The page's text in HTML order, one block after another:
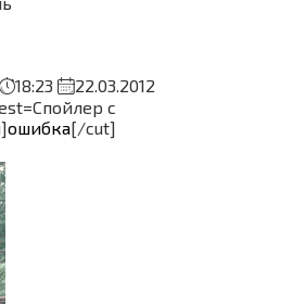
18:23
22.03.2012
с
ошибка[/cut]